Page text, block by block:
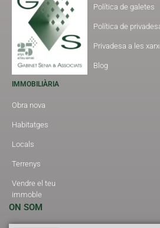
Política de galetes
Política de
Privadesa a les
Blog
IMMOBILIÀRIA
Obra nova
Habitatges
Locals
Terrenys
Vendre el teu
immoble
ON SOM